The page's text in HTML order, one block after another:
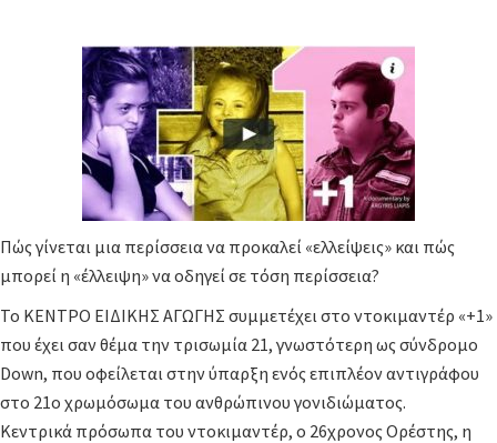
Πώς γίνεται μια περίσσεια να προκαλεί «ελλείψεις» και πώς
μπορεί η «έλλειψη» να οδηγεί σε τόση περίσσεια?
Το ΚΕΝΤΡΟ ΕΙΔΙΚΗΣ ΑΓΩΓΗΣ συμμετέχει στο ντοκιμαντέρ «+1»
που έχει σαν θέμα την τρισωμία 21, γνωστότερη ως σύνδρομο
Down, που οφείλεται στην ύπαρξη ενός επιπλέον αντιγράφου
στο 21ο χρωμόσωμα του ανθρώπινου γονιδιώματος.
Κεντρικά πρόσωπα του ντοκιμαντέρ, ο 26χρονος Ορέστης, η